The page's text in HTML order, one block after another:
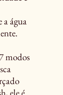
a água
modos